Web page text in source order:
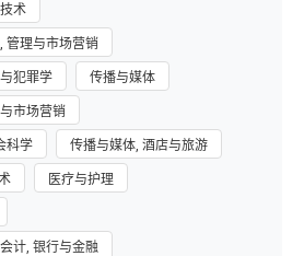
术
管理与市场营销
犯罪学 传播与媒体
市场营销
科学 传播与媒体, 酒店与旅游
医疗与护理
计, 银行与金融